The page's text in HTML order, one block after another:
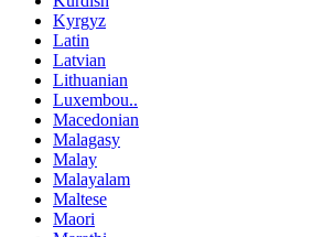
Kyrgyz
Latin
Latvian
Lithuanian
Luxembou..
Macedonian
Malagasy
Malay
Malayalam
Maltese
Maori